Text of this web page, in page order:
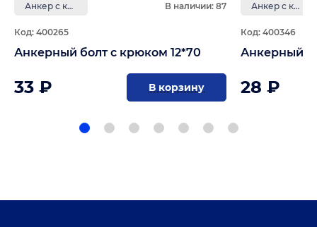
Анкер с крюком В наличии: 87
Код: 400265
Анкерный болт с крюком 12*70
33 ₽ В корзину
Анкер с крюком
Код: 400346
Анкерный
28 ₽